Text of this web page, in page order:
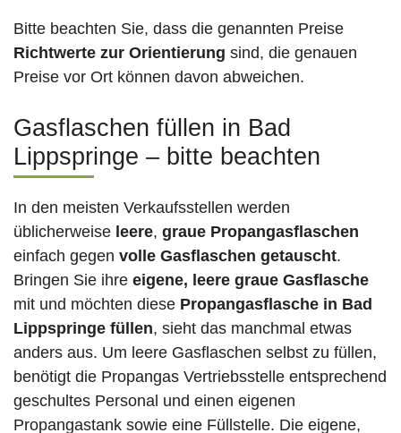
Bitte beachten Sie, dass die genannten Preise
Richtwerte zur Orientierung sind, die genauen
Preise vor Ort können davon abweichen.
Gasflaschen füllen in Bad
Lippspringe – bitte beachten
In den meisten Verkaufsstellen werden
üblicherweise leere, graue Propangasflaschen
einfach gegen volle Gasflaschen getauscht.
Bringen Sie ihre eigene, leere graue Gasflasche
mit und möchten diese Propangasflasche in Bad
Lippspringe füllen, sieht das manchmal etwas
anders aus. Um leere Gasflaschen selbst zu füllen,
benötigt die Propangas Vertriebsstelle entsprechend
geschultes Personal und einen eigenen
Propangastank sowie eine Füllstelle. Die eigene,